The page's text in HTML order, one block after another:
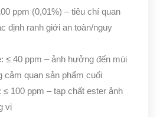
ppm (0,01%) – tiêu chí quan
định ranh giới an toàn/nguy
≤ 40 ppm – ảnh hưởng đến mùi
cảm quan sản phẩm cuối
≤ 100 ppm – tạp chất ester ảnh
vị